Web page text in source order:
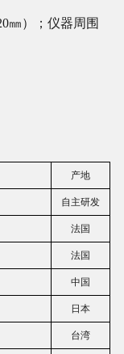
㎜）；仪器周围
产地
自主研发
法国
法国
中国
日本
台湾